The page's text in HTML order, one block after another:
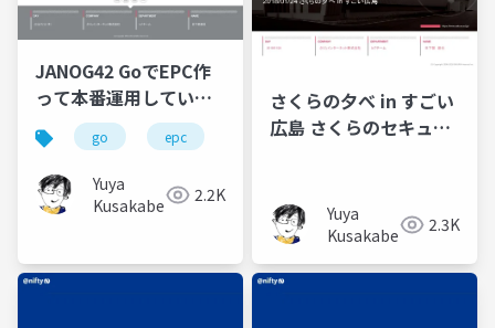
JANOG42 GoでEPC作
って本番運用している
話
go epc janog
Yuya
Kusakabe
2.2K
さくらの夕べ in すごい
広島 さくらのセキュア
Yuya
Kusakabe
2.3K